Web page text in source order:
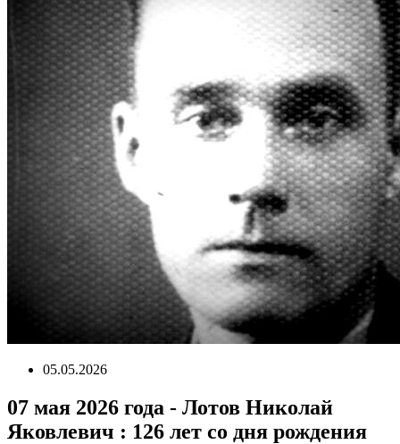
05.05.2026
07 мая 2026 года - Лотов Николай
Яковлевич : 126 лет со дня рождения